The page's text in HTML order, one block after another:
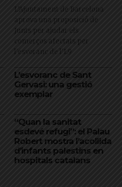
L’Ajuntament de Barcelona
aprova una proposició de
Junts per ajudar els
comerços afectats per
l'esvoranc de l'L9
L’esvoranc de Sant
Gervasi: una gestió
exemplar
“Quan la sanitat
esdevé refugi”: el Palau
Robert mostra l’acollida
d’infants palestins en
hospitals catalans